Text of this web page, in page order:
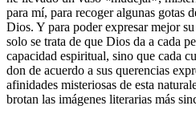
para mí, para recoger algunas gotas
Dios. Y para poder expresar mejor
solo se trata de que Dios da a cada
capacidad espiritual, sino que cada
don de acuerdo a sus querencias
afinidades misteriosas de esta
brotan las imágenes literarias más